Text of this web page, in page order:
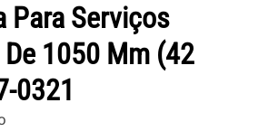
Para Serviços
De 1050 Mm (42
0321